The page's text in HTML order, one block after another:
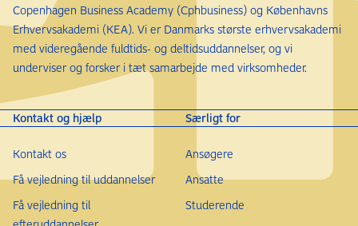
Copenhagen Business Academy (Cphbusiness) og Københavns
Erhvervsakademi (KEA). Vi er Danmarks største erhvervsakademi
med videregående fuldtids- og deltidsuddannelser, og vi
underviser og forsker i tæt samarbejde med virksomheder.
Kontakt og hjælp
Kontakt os
Få vejledning til uddannelser
Få vejledning til
Særligt for
Ansøgere
Ansatte
Studerende